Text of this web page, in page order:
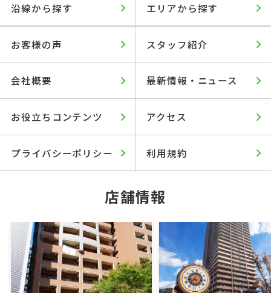
沿線から探す エリアから探す
お客様の声 スタッフ紹介
会社概要 最新情報・ニュース
お役立ちコンテンツ アクセス
プライバシーポリシー 利用規約
店舗情報